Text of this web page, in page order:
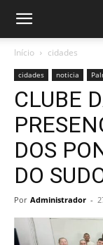
Início cidades
cidades noticia
CLUBE
DOS
DO
Por Administrador -